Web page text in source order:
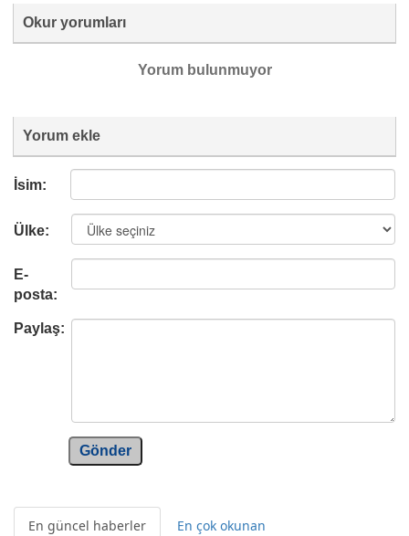
Okur yorumları
Yorum bulunmuyor
Yorum ekle
İsim:
Ülke:
E-
posta:
Paylaş:
Gönder
En güncel haberler En çok okunan